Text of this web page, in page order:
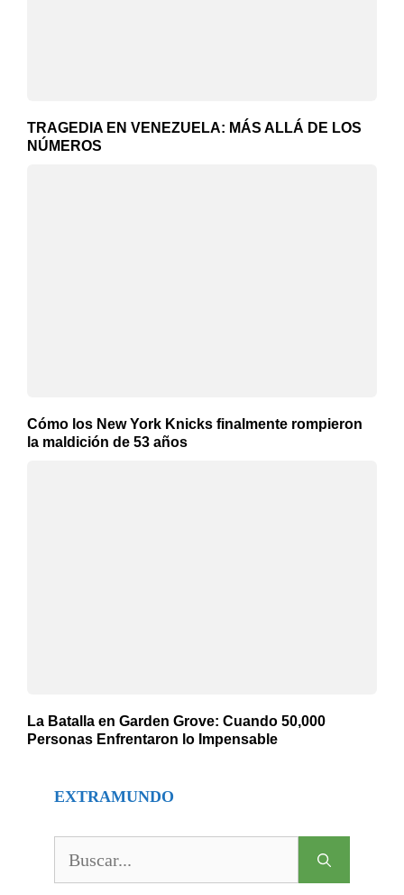
TRAGEDIA EN VENEZUELA: MÁS ALLÁ DE LOS
NÚMEROS
Cómo los New York Knicks finalmente rompieron
la maldición de 53 años
La Batalla en Garden Grove: Cuando 50,000
Personas Enfrentaron lo Impensable
EXTRAMUNDO